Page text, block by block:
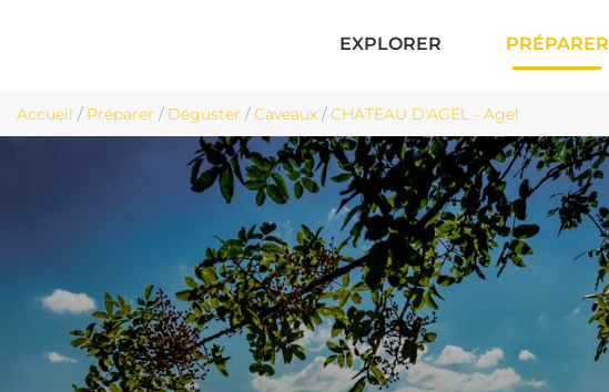
EXPLORER PRÉPARER
Accueil / Préparer / Déguster /Caveaux /CHATEAU D'AGEL - Agel